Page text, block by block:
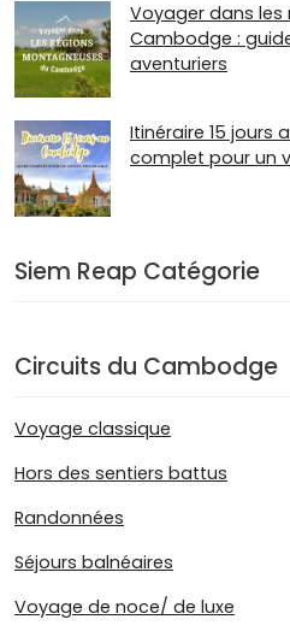
Voyager dans
Cambodge :
aventuriers
Itinéraire 15 jours
complet pour un
Siem Reap Catégorie
Circuits du Cambodge
Voyage classique
Hors des sentiers battus
Randonnées
Séjours balnéaires
Voyage de noce/ de luxe